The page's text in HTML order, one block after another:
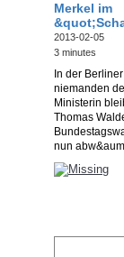
Merkel im
2013-02-05
3 minutes
In der
niemanden
Ministerin
Thomas
nun